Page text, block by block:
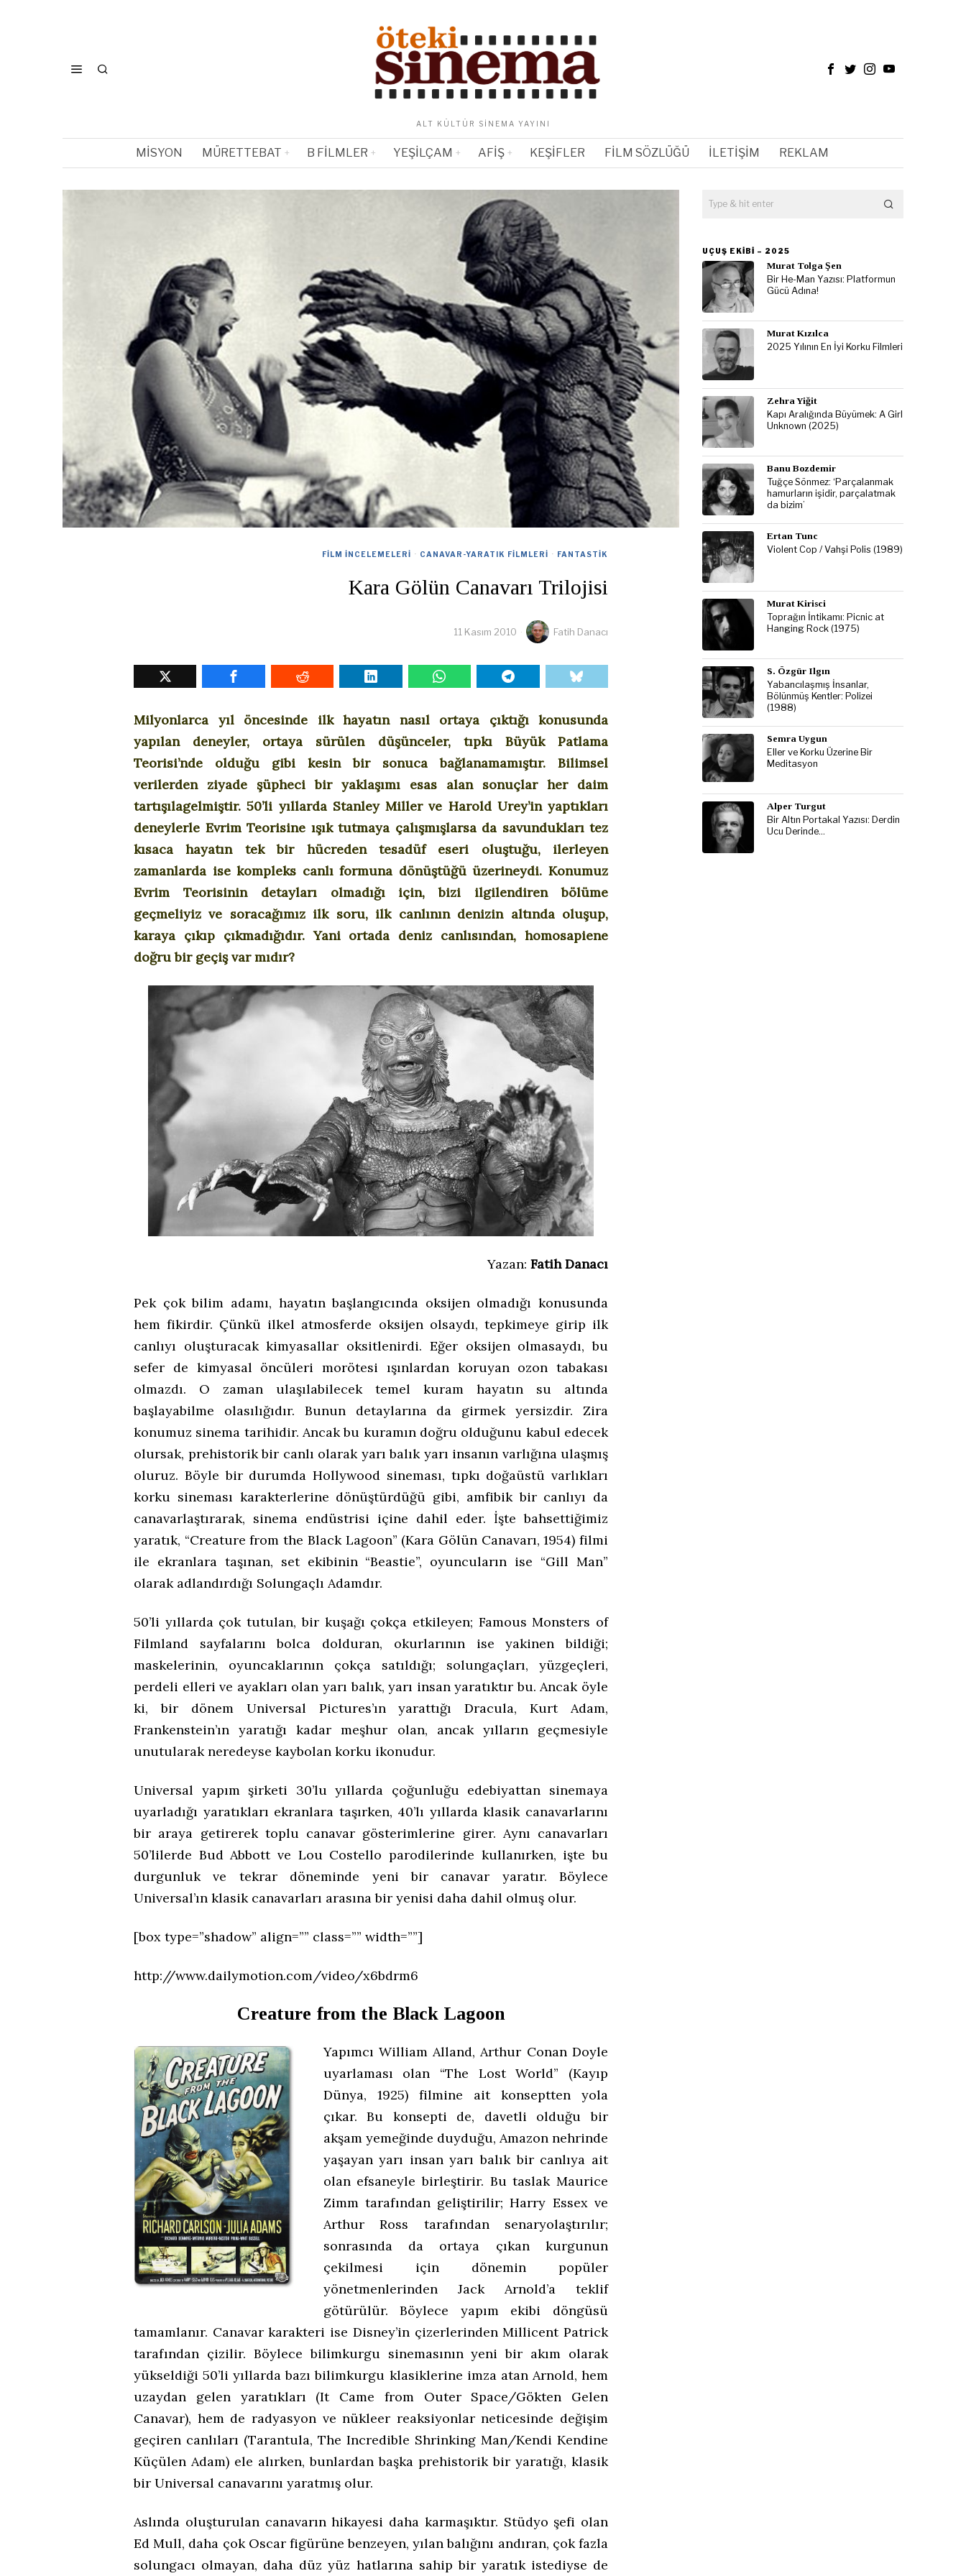
ALT KÜLTÜR SINEMA YAYINI
MISYON MÜRETTEBAT B FILMLER YEŞILÇAM AFIŞ KEŞIFLER FILM SÖZLÜĞÜ İLETIŞIM REKLAM
FILM İNCELEMELERI · CANAVAR-YARATIK FILMLERI · FANTASTIK
Kara Gölün Canavarı Trilojisi
11 Kasım 2010 Fatih Danacı
Milyonlarca yıl öncesinde ilk hayatın nasıl ortaya çıktığı konusunda
yapılan deneyler, ortaya sürülen düşünceler, tıpkı Büyük Patlama
Teorisi’nde olduğu gibi kesin bir sonuca bağlanamamıştır. Bilimsel
verilerden ziyade şüpheci bir yaklaşımı esas alan sonuçlar her daim
tartışılagelmiştir. 50’li yıllarda Stanley Miller ve Harold Urey’in yaptıkları
deneylerle Evrim Teorisine ışık tutmaya çalışmışlarsa da savundukları tez
kısaca hayatın tek bir hücreden tesadüf eseri oluştuğu, ilerleyen
zamanlarda ise kompleks canlı formuna dönüştüğü üzerineydi. Konumuz
Evrim Teorisinin detayları olmadığı için, bizi ilgilendiren bölüme
geçmeliyiz ve soracağımız ilk soru, ilk canlının denizin altında oluşup,
karaya çıkıp çıkmadığıdır. Yani ortada deniz canlısından, homosapiene
doğru bir geçiş var mıdır?
Yazan: Fatih Danacı
Pek çok bilim adamı, hayatın başlangıcında oksijen olmadığı konusunda
hem fikirdir. Çünkü ilkel atmosferde oksijen olsaydı, tepkimeye girip ilk
canlıyı oluşturacak kimyasallar oksitlenirdi. Eğer oksijen olmasaydı, bu
sefer de kimyasal öncüleri morötesi ışınlardan koruyan ozon tabakası
olmazdı. O zaman ulaşılabilecek temel kuram hayatın su altında
başlayabilme olasılığıdır. Bunun detaylarına da girmek yersizdir. Zira
konumuz sinema tarihidir. Ancak bu kuramın doğru olduğunu kabul edecek
olursak, prehistorik bir canlı olarak yarı balık yarı insanın varlığına ulaşmış
oluruz. Böyle bir durumda Hollywood sineması, tıpkı doğaüstü varlıkları
korku sineması karakterlerine dönüştürdüğü gibi, amfibik bir canlıyı da
canavarlaştırarak, sinema endüstrisi içine dahil eder. İşte bahsettiğimiz
yaratık, “Creature from the Black Lagoon” (Kara Gölün Canavarı, 1954) filmi
ile ekranlara taşınan, set ekibinin “Beastie”, oyuncuların ise “Gill Man”
olarak adlandırdığı Solungaçlı Adamdır.
50’li yıllarda çok tutulan, bir kuşağı çokça etkileyen; Famous Monsters of
Filmland sayfalarını bolca dolduran, okurlarının ise yakinen bildiği;
maskelerinin, oyuncaklarının çokça satıldığı; solungaçları, yüzgeçleri,
perdeli elleri ve ayakları olan yarı balık, yarı insan yaratıktır bu. Ancak öyle
ki, bir dönem Universal Pictures’ın yarattığı Dracula, Kurt Adam,
Frankenstein’ın yaratığı kadar meşhur olan, ancak yılların geçmesiyle
unutularak neredeyse kaybolan korku ikonudur.
Universal yapım şirketi 30’lu yıllarda çoğunluğu edebiyattan sinemaya
uyarladığı yaratıkları ekranlara taşırken, 40’lı yıllarda klasik canavarlarını
bir araya getirerek toplu canavar gösterimlerine girer. Aynı canavarları
50’lilerde Bud Abbott ve Lou Costello parodilerinde kullanırken, işte bu
durgunluk ve tekrar döneminde yeni bir canavar yaratır. Böylece
Universal’ın klasik canavarları arasına bir yenisi daha dahil olmuş olur.
[box type=”shadow” align=”” class=”” width=””]
http://www.dailymotion.com/video/x6bdrm6
Creature from the Black Lagoon
Yapımcı William Alland, Arthur Conan Doyle
uyarlaması olan “The Lost World” (Kayıp
Dünya, 1925) filmine ait konseptten yola
çıkar. Bu konsepti de, davetli olduğu bir
akşam yemeğinde duyduğu, Amazon nehrinde
yaşayan yarı insan yarı balık bir canlıya ait
olan efsaneyle birleştirir. Bu taslak Maurice
Zimm tarafından geliştirilir; Harry Essex ve
Arthur Ross tarafından senaryolaştırılır;
sonrasında da ortaya çıkan kurgunun
çekilmesi için dönemin popüler
yönetmenlerinden Jack Arnold’a teklif
götürülür. Böylece yapım ekibi döngüsü
tamamlanır. Canavar karakteri ise Disney’in çizerlerinden Millicent Patrick
tarafından çizilir. Böylece bilimkurgu sinemasının yeni bir akım olarak
yükseldiği 50’li yıllarda bazı bilimkurgu klasiklerine imza atan Arnold, hem
uzaydan gelen yaratıkları (It Came from Outer Space/Gökten Gelen
Canavar), hem de radyasyon ve nükleer reaksiyonlar neticesinde değişim
geçiren canlıları (Tarantula, The Incredible Shrinking Man/Kendi Kendine
Küçülen Adam) ele alırken, bunlardan başka prehistorik bir yaratığı, klasik
bir Universal canavarını yaratmış olur.
Aslında oluşturulan canavarın hikayesi daha karmaşıktır. Stüdyo şefi olan
Ed Mull, daha çok Oscar figürüne benzeyen, yılan balığını andıran, çok fazla
solungacı olmayan, daha düz yüz hatlarına sahip bir yaratık istediyse de
UÇUŞ EKIBI – 2025
Murat Tolga Şen
Bir He-Man Yazısı: Platformun
Gücü Adına!
Murat Kızılca
2025 Yılının En İyi Korku Filmleri
Zehra Yiğit
Kapı Aralığında Büyümek: A Girl
Unknown (2025)
Banu Bozdemir
Tuğçe Sönmez: ‘Parçalanmak
hamurların işidir, parçalatmak
da bizim’
Ertan Tunc
Violent Cop / Vahşi Polis (1989)
Murat Kirisci
Toprağın İntikamı: Picnic at
Hanging Rock (1975)
S. Özgür Ilgın
Yabancılaşmış İnsanlar,
Bölünmüş Kentler: Polizei
(1988)
Semra Uygun
Eller ve Korku Üzerine Bir
Meditasyon
Alper Turgut
Bir Altın Portakal Yazısı: Derdin
Ucu Derinde…